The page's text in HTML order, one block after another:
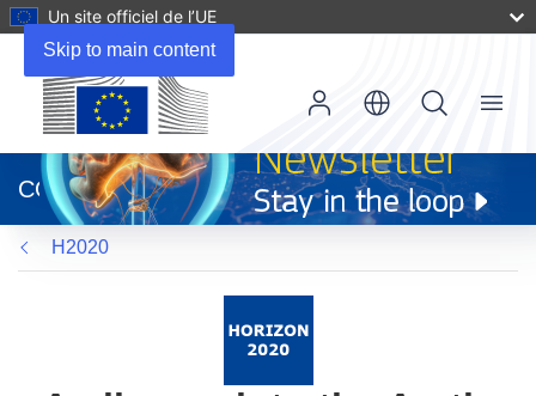
Skip to main content
Un site officiel de l’UE
dans
une
nouvelle
fenêtre)
CORDIS
Menu
H2020